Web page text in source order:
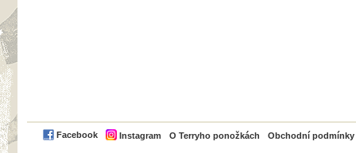
Facebook Instagram O Terryho ponožkách Obchodní podmínky
PayPal